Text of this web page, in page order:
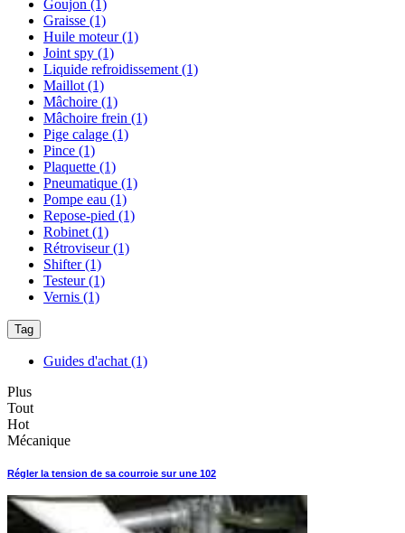
Goujon (1)
Graisse (1)
Huile moteur(1)
Joint spy (1)
Liquide refroidissement (1)
Maillot (1)
Mâchoire (1)
Mâchoire frein (1)
Pige calage (1)
Pince (1)
Plaquette (1)
Pneumatique (1)
Pompe eau (1)
Repose-pied (1)
Robinet (1)
Rétroviseur(1)
Shifter(1)
Testeur(1)
Vernis (1)
Tag
Guides d'achat (1)
Plus
Tout
Hot
Mécanique
Régler la tension de sa courroie sur une 102